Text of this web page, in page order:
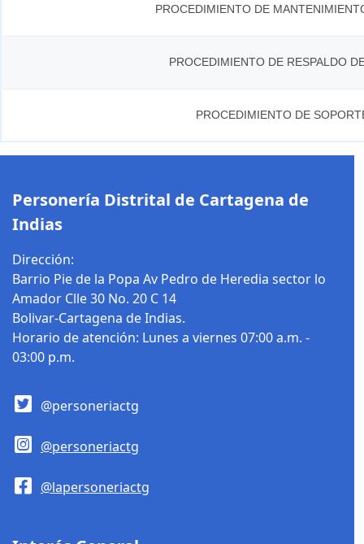
PROCEDIMIENTO DE
PROCEDIMIENTO DE RESPALDO
PROCEDIMIENTO DE
Personería Distrital de Cartagena de
Indias
Dirección:
Barrio Pie de la Popa Av Pedro de Heredia sector lo
Amador Clle 30 No. 20 C 14
Bolivar-Cartagena de Indias.
Horario de atención: Lunes a viernes 07:00 a.m. -
03:00 p.m.
@personeriactg
@personeriactg
@lapersoneriactg